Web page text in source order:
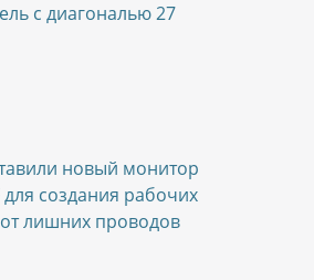
с диагональю 27
новый монитор
создания рабочих
лишних проводов